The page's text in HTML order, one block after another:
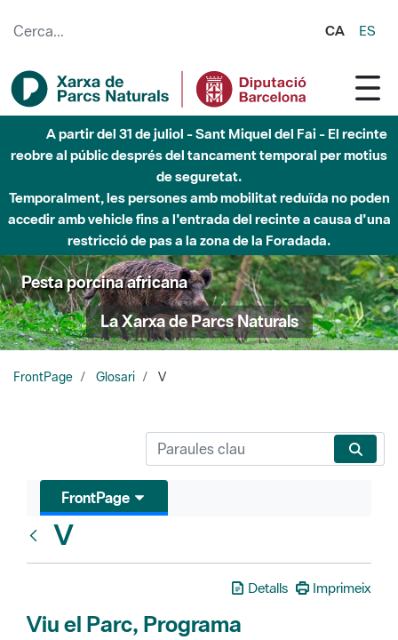
CA ES
A partir del 31 de juliol - Sant Miquel del Fai - El recinte
reobre al públic després del tancament temporal per motius
de seguretat.
Temporalment, les persones amb mobilitat reduïda no poden
accedir amb vehicle fins a l'entrada del recinte a causa d'una
restricció de pas a la zona de la Foradada.
Pesta porcina africana
La Xarxa de Parcs Naturals
FrontPage Glosari V
FrontPage
V
Detalls Imprimeix
Viu el Parc, Programa